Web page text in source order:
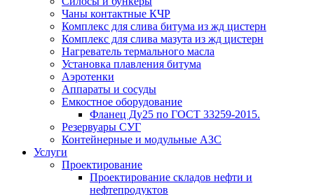
Чаны контактные КЧР
Комплекс для слива битума из жд цистерн
Комплекс для слива мазута из жд цистерн
Нагреватель термального масла
Установка плавления битума
Аэротенки
Аппараты и сосуды
Емкостное оборудование
Фланец Ду25 по ГОСТ 33259-2015.
Резервуары СУГ
Контейнерные и модульные АЗС
Услуги
Проектирование
Проектирование складов нефти и
нефтепродуктов